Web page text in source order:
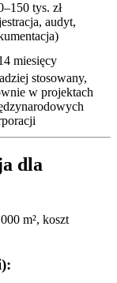
tys. zł
audyt,
miesięcy
stosowany,
w projektach
dla
m², koszt